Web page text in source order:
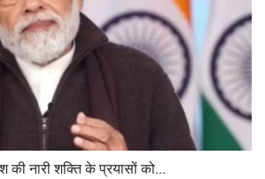
की नारी शक्ति के प्रयासों को...